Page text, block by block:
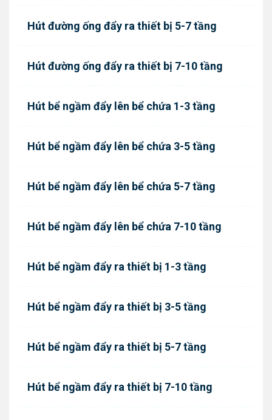
Hút đường ống đẩy ra thiết bị 5-7 tầng
Hút đường ống đẩy ra thiết bị 7-10 tầng
Hút bể ngầm đẩy lên bể chứa 1-3 tầng
Hút bể ngầm đẩy lên bể chứa 3-5 tầng
Hút bể ngầm đẩy lên bể chứa 5-7 tầng
Hút bể ngầm đẩy lên bể chứa 7-10 tầng
Hút bể ngầm đẩy ra thiết bị 1-3 tầng
Hút bể ngầm đẩy ra thiết bị 3-5 tầng
Hút bể ngầm đẩy ra thiết bị 5-7 tầng
Hút bể ngầm đẩy ra thiết bị 7-10 tầng